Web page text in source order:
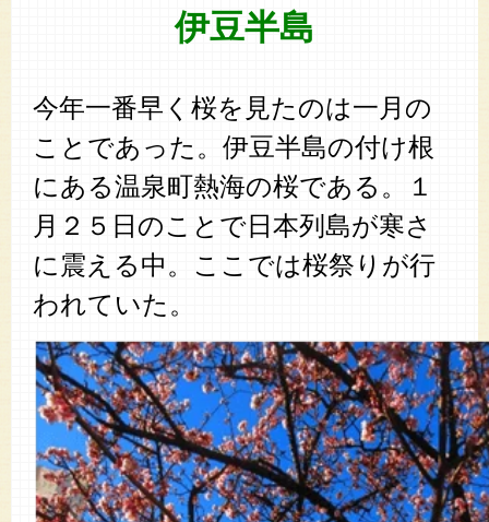
伊豆半島
今年一番早く桜を見たのは一月の
ことであった。伊豆半島の付け根
にある温泉町熱海の桜である。１
月２５日のことで日本列島が寒さ
に震える中。ここでは桜祭りが行
われていた。